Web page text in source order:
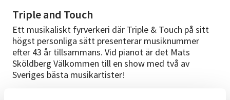
Triple and Touch
Ett musikaliskt fyrverkeri där Triple & Touch på sitt
högst personliga sätt presenterar musiknummer
efter 43 år tillsammans. Vid pianot är det Mats
Sköldberg Välkommen till en show med två av
Sveriges bästa musikartister!